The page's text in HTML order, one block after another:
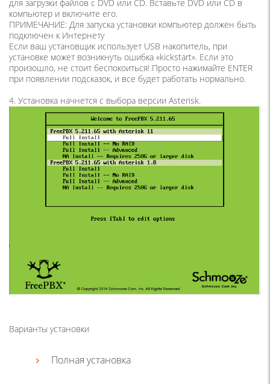
для загрузки файлов с DVD или CD. Вставьте DVD или СD в
компьютер и включите его.
ПРИМЕЧАНИЕ: Для запуска установки компьютер должен быть
подключен к Интернету
Если ваш установщик использует USB накопитель, при
установке может возникнуть ошибка «kickstart». Если это
произошло, не стоит беспокоиться! Просто нажимайте ENTER
при появлении подсказок, и все будет работать нормально.
4. Установка начнется с выбора версии Asterisk.
Варианты установки
Полная установка